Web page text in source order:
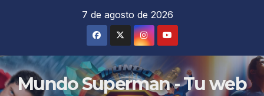
7 de agosto de 2026
Mundo Superman - Tu web